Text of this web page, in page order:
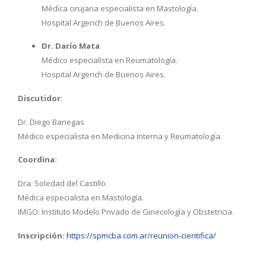
Médica cirujana especialista en Mastología.
Hospital Argerich de Buenos Aires.
Dr. Darío Mata
Médico especialista en Reumatología.
Hospital Argerich de Buenos Aires.
Discutidor:
Dr. Diego Banegas
Médico especialista en Medicina Interna y Reumatología.
Coordina:
Dra. Soledad del Castillo
Médica especialista en Mastología.
IMGO: Instituto Modelo Privado de Ginecología y Obstetricia.
Inscripción: https://spmcba.com.ar/reunion-cientifica/